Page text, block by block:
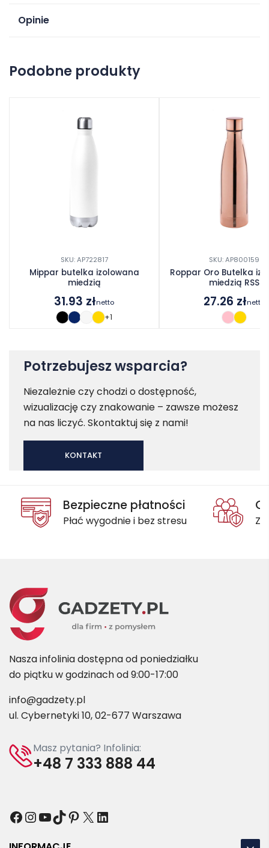
Opinie
Podobne produkty
SKU: AP722817
Mippar butelka izolowana
miedzią
31.93 złnetto
+1
SKU: AP800159
Roppar Oro Butelka
miedzią RSS
27.26 złnetto
Potrzebujesz wsparcia?
Niezależnie czy chodzi o dostępność,
wizualizację czy znakowanie – zawsze możesz
na nas liczyć. Skontaktuj się z nami!
KONTAKT
Bezpieczne płatności
Płać wygodnie i bez stresu
Nasza infolinia dostępna od poniedziałku
do piątku w godzinach od 9:00-17:00
info@gadzety.pl
ul. Cybernetyki 10, 02-677 Warszawa
Masz pytania? Infolinia:
+48 7 333 888 44
Facebook
Instagram
YouTube
TikTok
Pinterest
X LinkedIn